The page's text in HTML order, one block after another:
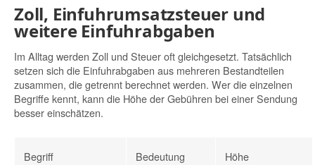
Zoll, Einfuhrumsatzsteuer und
weitere Einfuhrabgaben
Im Alltag werden Zoll und Steuer oft gleichgesetzt. Tatsächlich
setzen sich die Einfuhrabgaben aus mehreren Bestandteilen
zusammen, die getrennt berechnet werden. Wer die einzelnen
Begriffe kennt, kann die Höhe der Gebühren bei einer Sendung
besser einschätzen.
Begriff Bedeutung Höhe